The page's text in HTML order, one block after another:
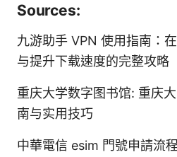
Sources:
九游助手 VPN 使用指南：
与提升下载速度的完整攻略
重庆大学数字图书馆: 重庆
南与实用技巧
中華電信 esim 門號申請流